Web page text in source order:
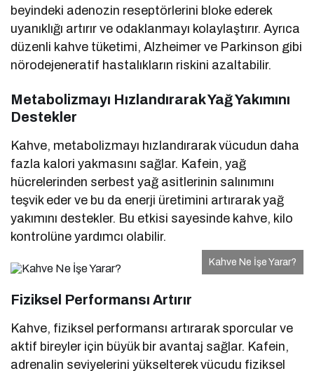
beyindeki adenozin reseptörlerini bloke ederek
uyanıklığı artırır ve odaklanmayı kolaylaştırır. Ayrıca
düzenli kahve tüketimi, Alzheimer ve Parkinson gibi
nörodejeneratif hastalıkların riskini azaltabilir.
Metabolizmayı Hızlandırarak Yağ Yakımını
Destekler
Kahve, metabolizmayı hızlandırarak vücudun daha
fazla kalori yakmasını sağlar. Kafein, yağ
hücrelerinden serbest yağ asitlerinin salınımını
teşvik eder ve bu da enerji üretimini artırarak yağ
yakımını destekler. Bu etkisi sayesinde kahve, kilo
kontrolüne yardımcı olabilir.
Kahve Ne İşe Yarar?
Fiziksel Performansı Artırır
Kahve, fiziksel performansı artırarak sporcular ve
aktif bireyler için büyük bir avantaj sağlar. Kafein,
adrenalin seviyelerini yükselterek vücudu fiziksel